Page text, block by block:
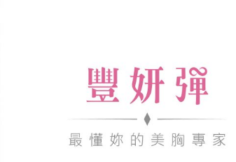
珊妮S-